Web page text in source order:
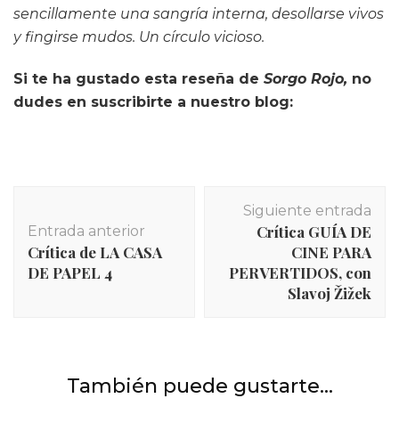
sencillamente una sangría interna, desollarse vivos
y fingirse mudos. Un círculo vicioso.
Si te ha gustado esta reseña de Sorgo Rojo, no
dudes en suscribirte a nuestro blog:
de
entradas
Entrada anterior
Crítica de LA CASA
DE PAPEL 4
Siguiente entrada
Crítica GUÍA DE
CINE PARA
PERVERTIDOS, con
Slavoj Žižek
También puede gustarte...
Crítica de la temporada 2 de MINDHUNTER: seduce
pero no convence.
Películas y series